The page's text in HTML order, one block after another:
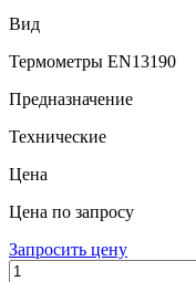
Вид
Термометры EN13190
Предназначение
Технические
Цена
Цена по запросу
Запросить цену